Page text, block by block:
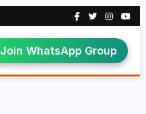
Join WhatsApp Group